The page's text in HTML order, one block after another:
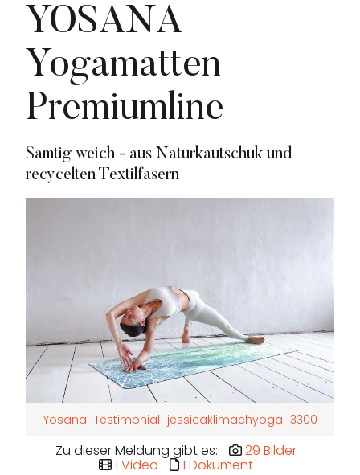
Carl Suchy & Söhne
Kenvue
Lieferando
Neutrogena
nicorette
Pressekontakt
YOSANA
Yogamatten
Premiumline
Samtig weich - aus Naturkautschuk und
recycelten Textilfasern
Yosana_Testimonial_jessicaklimachyoga_3300
Zu dieser Meldung gibt es: 29 Bilder
1 Video 1 Dokument